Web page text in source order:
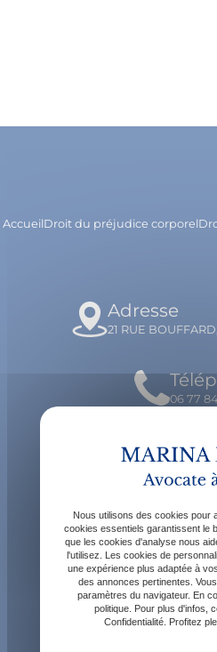
AccueilDroit du préjudice corporel
Adresse
21 RUE
06 77
Email
Horaires
Lundi -
Nous utilisons des cookies pour
cookies essentiels garantissent le
que les cookies d'analyse nous
l'utilisez. Les cookies de
une expérience plus adaptée à
des annonces pertinentes.
paramètres du navigateur. En
politique. Pour plus d'infos,
Confidentialité. Profitez